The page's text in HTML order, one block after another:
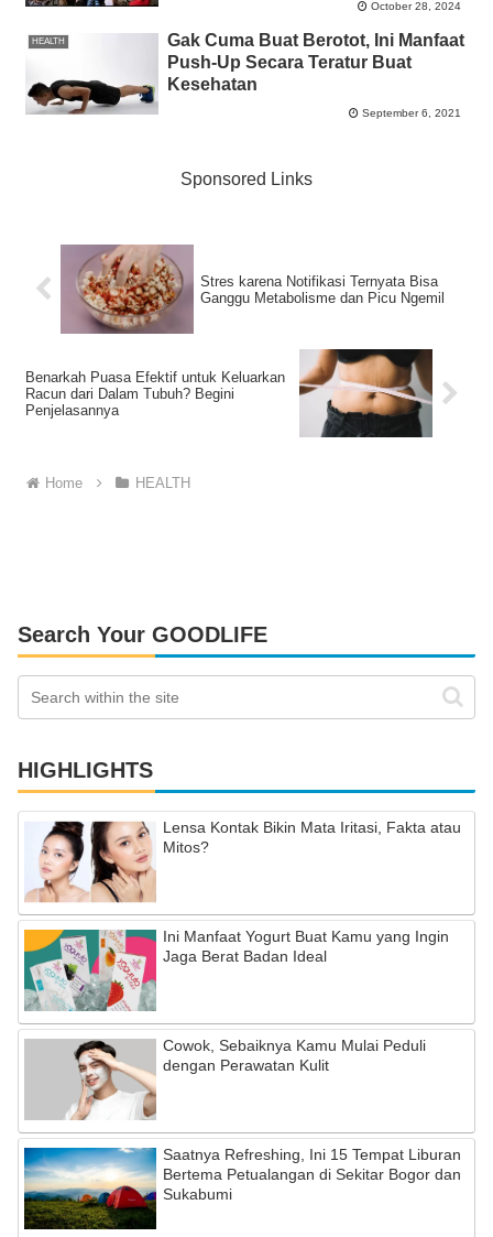
October 28, 2024
HEALTH
Gak Cuma Buat Berotot, Ini Manfaat
Push-Up Secara Teratur Buat
Kesehatan
September 6, 2021
Sponsored Links
Stres karena Notifikasi Ternyata Bisa
Ganggu Metabolisme dan Picu Ngemil
Benarkah Puasa Efektif untuk Keluarkan
Racun dari Dalam Tubuh? Begini
Penjelasannya
Home HEALTH
Search Your GOODLIFE
HIGHLIGHTS
Lensa Kontak Bikin Mata Iritasi, Fakta atau
Mitos?
Ini Manfaat Yogurt Buat Kamu yang Ingin
Jaga Berat Badan Ideal
Cowok, Sebaiknya Kamu Mulai Peduli
dengan Perawatan Kulit
Saatnya Refreshing, Ini 15 Tempat Liburan
Bertema Petualangan di Sekitar Bogor dan
Sukabumi